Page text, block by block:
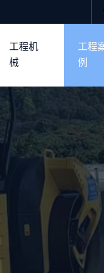
工程机
械
工程
例